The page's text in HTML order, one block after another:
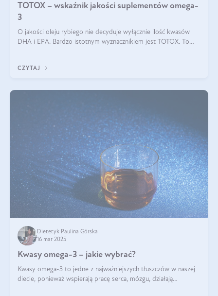
TOTOX – wskaźnik jakości suplementów omega-
3
O jakości oleju rybiego nie decyduje wyłącznie ilość kwasów
DHA i EPA. Bardzo istotnym wyznacznikiem jest TOTOX. To
CZYTAJ
Dietetyk Paulina Górska
16 mar 2025
Kwasy omega-3 – jakie wybrać?
Kwasy omega-3 to jedne z najważniejszych tłuszczów w naszej
diecie, ponieważ wspierają pracę serca, mózgu, działają